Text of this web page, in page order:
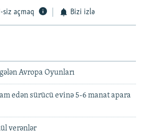
siz açmaq Bizi izlə
Avropa Oyunları
edən sürücü evinə 5-6 manat apara
verənlər